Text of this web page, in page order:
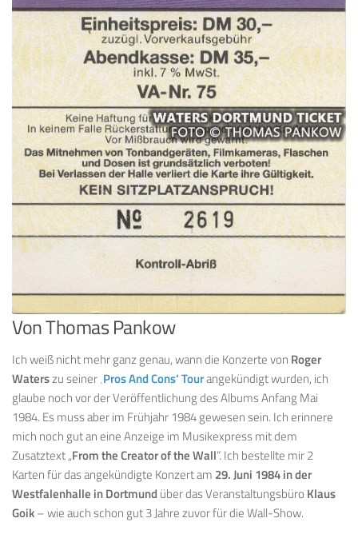
Von Thomas Pankow
Ich weiß nicht mehr ganz genau, wann die Konzerte von Roger
Waterszu seiner‚Pros And Cons‘ Tourangekündigt wurden, ich
glaube noch vor der Veröffentlichung des Albums Anfang Mai
1984. Es muss aber im Frühjahr 1984 gewesen sein. Ich erinnere
mich noch gut an eine Anzeige im Musikexpress mit dem
Zusatztext „From the Creator of the Wall“. Ich bestellte mir 2
Karten für das angekündigte Konzert am 29. Juni 1984 in der
Westfalenhalle in Dortmund über das Veranstaltungsbüro Klaus
Goik– wie auch schon gut 3 Jahre zuvor für die Wall-Show.